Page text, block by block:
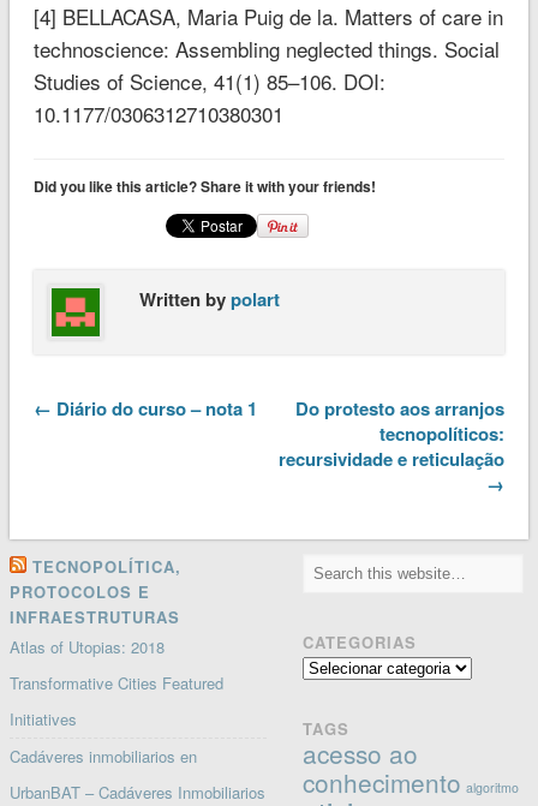
[4] BELLACASA, Maria Puig de la. Matters of care in
technoscience: Assembling neglected things. Social
Studies of Science, 41(1) 85–106. DOI:
10.1177/0306312710380301
Did you like this article? Share it with your friends!
Written bypolart
← Diário do curso – nota 1
Do protesto aos arranjos
tecnopolíticos:
recursividade e reticulação
→
TECNOPOLÍTICA,
PROTOCOLOS E
INFRAESTRUTURAS
Atlas of Utopias: 2018
Transformative Cities Featured
Initiatives
Cadáveres inmobiliarios en
UrbanBAT – Cadáveres Inmobiliarios
CATEGORIAS
Categorias
TAGS
acesso ao
conhecimento algoritmo